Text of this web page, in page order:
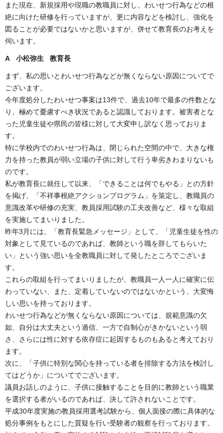
また現在、新規採用や現職の教職員に対し、わいせつ行為などの根
絶に向けた研修を行っていますが、更に内容などを検討し、強化を
図ることが必要ではないかと思いますが、併せて教育長のお考えを
伺います。
A 小松弥生 教育長
まず、私の思いとわいせつ行為などが無くならない原因についてで
ございます。
今年度処分したわいせつ事案は13件で、過去10年で最多の件数とな
り、極めて憂慮すべき状況であると認識しております。被害者とな
った児童生徒や県民の皆様に対して大変申し訳なく思っておりま
す。
特に学校内でのわいせつ行為は、閉じられた空間の中で、大きな権
力を持った教員が弱い立場の子供に対して行う卑劣きわまりないも
のです。
私が教育長に就任して以来、「できることは何でもやる」との方針
を掲げ、「不祥事根絶アクションプログラム」を策定し、教職員の
意識改革や研修の充実、教員採用試験の工夫改善など、様々な取組
を実施してまいりました。
昨年3月には、「教育長緊急メッセージ」として、「児童生徒を性の
対象として見ているのであれば、教師という職を辞してもらいた
い」という強い思いを全教職員に対して発したところでございま
す。
これらの取組を行ってまいりましたが、教職員一人一人に確実に伝
わっていない、また、定着していないのではないかという、大変悔
しい思いを持っております。
わいせつ行為などが無くならない原因については、規範意識の欠
如、自分は大丈夫という過信、一方で自制心がきかないという弱
さ、さらには性に対する依存症に起因するものもあると考えており
ます。
次に、「子供に特別な関心を持っている者を排除する方法を検討し
てはどうか」についてでございます。
議員お話しのように、子供に接触することを目的に教師という職業
を選択する者がいるのであれば、決して許されないことです。
平成30年度実施の教員採用選考試験から、個人面接の際に具体的な
処分事例をもとにした質疑を行い受験者の観察を行っております。